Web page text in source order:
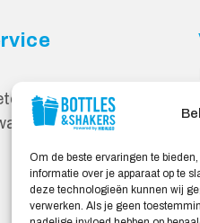
Om de beste ervaringen te
informatie over je apparaat op te
deze technologieën kunnen wij
verwerken. Als je geen